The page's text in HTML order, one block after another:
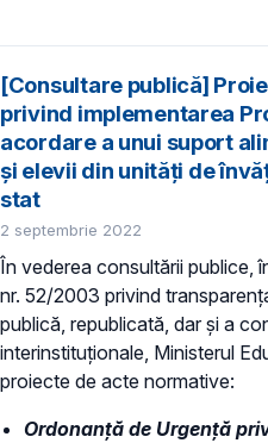
[Consultare publică]
privind implementarea
acordare a unui suport
şi elevii din unităţi de
stat
2 septembrie 2022
În vederea consultării publice,
nr. 52/2003 privind
publică, republicată, dar și a
interinstituționale, Ministerul
proiecte de acte normative:
Ordonanță de Urgență